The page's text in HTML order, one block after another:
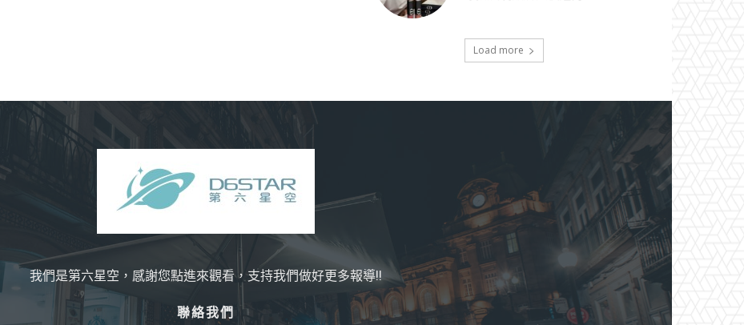
Load more
我們是第六星空，感謝您點進來觀看，支持我們做好更多報導!!
聯絡我們